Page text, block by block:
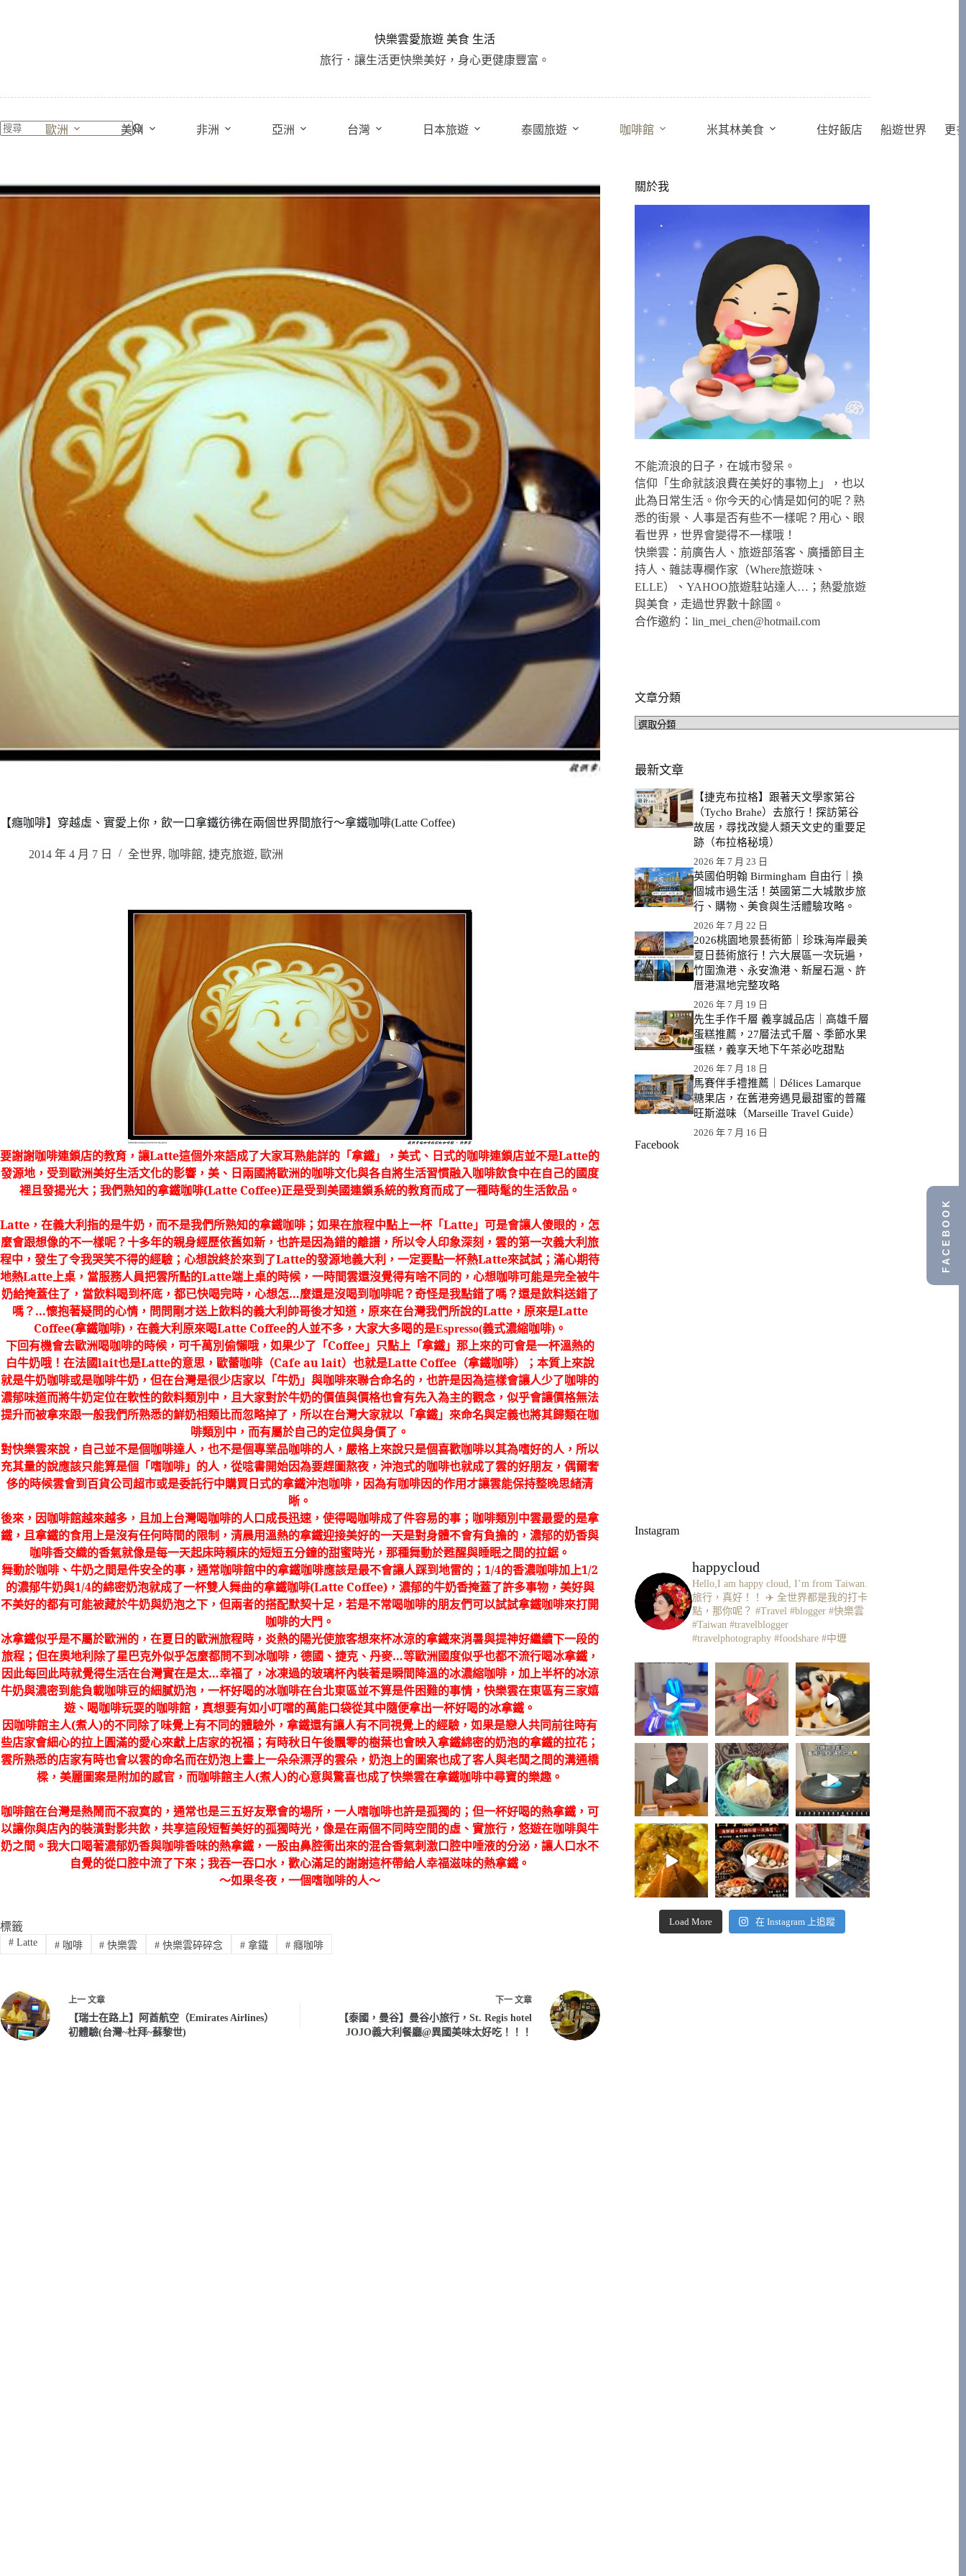
容
快樂雲愛旅遊 美食 生活
旅行．讓生活更快樂美好，身心更健康豐富。
歐洲 美州 非洲 亞洲 台灣 日本旅遊 泰國旅遊 咖啡館 米其林美食 住好飯店 船遊世界 更
【癮咖啡】穿越虛、實愛上你，飲一口拿鐵彷彿在兩個世界間旅行〜拿鐵咖啡(Latte Coffee)
2014 年 4 月 7 日 全世界, 咖啡館, 捷克旅遊, 歐洲
要謝謝咖啡連鎖店的教育，讓Latte這個外來語成了大家耳熟能詳的「拿鐵」，美式、日式的咖啡連鎖店並不是Latte的
發源地，受到歐洲美好生活文化的影響，美、日兩國將歐洲的咖啡文化與各自將生活習慣融入咖啡飲食中在自己的國度
裡且發揚光大；我們熟知的拿鐵咖啡(Latte Coffee)正是受到美國連鎖系統的教育而成了一種時髦的生活飲品。
Latte ，在義大利指的是牛奶，而不是我們所熟知的拿鐵咖啡；如果在旅程中點上一杯「Latte」可是會讓人傻眼的，怎
麼會跟想像的不一樣呢？十多年的親身經歷依舊如新，也許是因為錯的離譜，所以令人印象深刻，雲的第一次義大利旅
程中，發生了令我哭笑不得的經驗；心想說終於來到了Latte的發源地義大利，一定要點一杯熱Latte來試試；滿心期待
地熱Latte上桌，當服務人員把雲所點的Latte端上桌的時候，一時間雲還沒覺得有啥不同的，心想咖啡可能是完全被牛
奶給掩蓋住了，當飲料喝到杯底，都已快喝完時，心想怎…麼還是沒喝到咖啡呢？奇怪是我點錯了嗎？還是飲料送錯了
嗎？…懷抱著疑問的心情，問問剛才送上飲料的義大利帥哥後才知道，原來在台灣我們所說的Latte，原來是Latte
Coffee(拿鐵咖啡)，在義大利原來喝Latte Coffee的人並不多，大家大多喝的是Espresso(義式濃縮咖啡)。
下回有機會去歐洲喝咖啡的時候，可千萬別偷懶哦，如果少了
「Coffee」只點上「拿鐵」那上來的可會是一杯溫熱的
白牛奶哦！在法國lait也是Latte的意思，歐蕾咖啡（Cafe au lait）也就是Latte Coffee（拿鐵咖啡）；本質上來說
就是牛奶咖啡或是咖啡牛奶，但在台灣是很少店家以「牛奶」與咖啡來聯合命名的，也許是因為這樣會讓人少了咖啡的
濃郁味道而將牛奶定位在軟性的飲料類別中，且大家對於牛奶的價值與價格也會有先入為主的觀念，似乎會讓價格無法
提升而被拿來跟一般我們所熟悉的鮮奶相類比而忽略掉了，所以在台灣大家就以「拿鐵」來命名與定義也將其歸類在咖
啡類別中，而有屬於自己的定位與身價了。
對快樂雲來說，自己並不是個咖啡達人，也不是個專業品咖啡的人，嚴格上來說只是個喜歡咖啡以其為嗜好的人，所以
充其量的說應該只能算是個「嗜咖啡」的人，從唸書開始因為要趕圖熬夜，沖泡式的咖啡也就成了雲的好朋友，偶爾奢
侈的時候雲會到百貨公司超市或是委託行中購買日式的拿鐵沖泡咖啡，因為有咖啡因的作用才讓雲能保持整晚思緒清
晰。
後來，因咖啡館越來越多，且加上台灣喝咖啡的人口成長迅速，使得喝咖啡成了件容易的事；咖啡類別中雲最愛的是拿
鐵，且拿鐵的食用上是沒有任何時間的限制，清晨用溫熱的拿鐵迎接美好的一天是對身體不會有負擔的，濃郁的奶香與
咖啡香交織的香氣就像是每一天起床時賴床的短短五分鐘的甜蜜時光，那種舞動於甦醒與睡眠之間的拉鋸。
舞動於咖啡、牛奶之間是件安全的事，通常咖啡館中的拿鐵咖啡應該是最不會讓人踩到地雷的；1/4的香濃咖啡加上1/2
的濃郁牛奶與1/4的綿密奶泡就成了一杯雙人舞曲的拿鐵咖啡(Latte Coffee)，濃郁的牛奶香掩蓋了許多事物，美好與
不美好的都有可能被藏於牛奶與奶泡之下，但兩者的搭配默契十足，若是不常喝咖啡的朋友們可以試試拿鐵咖啡來打開
咖啡的大門。
冰拿鐵似乎是不屬於歐洲的，在夏日的歐洲旅程時，炎熱的陽光使旅客想來杯冰涼的拿鐵來消暑與提神好繼續下一段的
旅程；但在奧地利除了星巴克外似乎怎麼都問不到冰咖啡，德國、捷克、丹麥…等歐洲國度似乎也都不流行喝冰拿鐵，
因此每回此時就覺得生活在台灣實在是太…幸福了，冰凍過的玻璃杯內裝著是瞬間降溫的冰濃縮咖啡，加上半杯的冰涼
牛奶與濃密到能負載咖啡豆的細膩奶泡，一杯好喝的冰咖啡在台北東區並不算是件困難的事情，快樂雲在東區有三家嬉
遊、喝咖啡玩耍的咖啡館，真想要有如小叮噹的萬能口袋從其中隨便拿出一杯好喝的冰拿鐵。
因咖啡館主人(煮人)的不同除了味覺上有不同的體驗外，拿鐵還有讓人有不同視覺上的經驗，如果是戀人共同前往時有
些店家會細心的拉上圓滿的愛心來獻上店家的祝福；有時秋日午後飄零的樹葉也會映入拿鐵綿密的奶泡的拿鐵的拉花；
雲所熟悉的店家有時也會以雲的命名而在奶泡上畫上一朵朵漂浮的雲朵，奶泡上的圖案也成了客人與老闆之間的溝通橋
樑，美麗圖案是附加的感官，而咖啡館主人(煮人)的心意與驚喜也成了快樂雲在拿鐵咖啡中尋寶的樂趣。
咖啡館在台灣是熱鬧而不寂寞的，通常也是三五好友聚會的場所，一人嗜咖啡也許是孤獨的；但一杯好喝的熱拿鐵，可
以讓你與店內的裝潢對影共飲，共享這段短暫美好的孤獨時光，像是在兩個不同時空間的虛、實旅行，悠遊在咖啡與牛
奶之間。我大口喝著濃郁奶香與咖啡香味的熱拿鐵，一股由鼻腔衝出來的混合香氣刺激口腔中唾液的分泌，讓人口水不
自覺的從口腔中流了下來；我吞一吞口水，歡心滿足的謝謝這杯帶給人幸福滋味的熱拿鐵。
〜如果冬夜，一個嗜咖啡的人〜
標籤
#Latte #咖啡 # 快樂雲 # 快樂雲碎碎念 # 拿鐵 #癮咖啡
上一 文章
【瑞士在路上】阿酋航空（Emirates Airlines）
初體驗(台灣~杜拜~蘇黎世)
下一 文章
【泰國，曼谷】曼谷小旅行，St. Regis hotel
JOJO義大利餐廳@異國美味太好吃！！！
關於我
不能流浪的日子，在城市發呆。
信仰「生命就該浪費在美好的事物上」，也以
此為日常生活。你今天的心情是如何的呢？熟
悉的街景、人事是否有些不一樣呢？用心、眼
看世界，世界會變得不一樣哦！
快樂雲：前廣告人、旅遊部落客、廣播節目主
持人、雜誌專欄作家（Where旅遊味、
ELLE）、YAHOO旅遊駐站達人…；熱愛旅遊
與美食，走過世界數十餘國。
合作邀約：lin_mei_chen@hotmail.com
文章分類
文
類
最新文章
【捷克布拉格】跟著天文學家第谷
（Tycho Brahe）去旅行！探訪第谷
故居，尋找改變人類天文史的重要足
跡（布拉格秘境）
2026 年 7 月 23 日
英國伯明翰 Birmingham 自由行｜換
個城市過生活！英國第二大城散步旅
行、購物、美食與生活體驗攻略。
2026 年 7 月 22 日
2026桃園地景藝術節｜珍珠海岸最美
夏日藝術旅行！六大展區一次玩遍，
竹圍漁港、永安漁港、新屋石滬、許
厝港濕地完整攻略
2026 年 7 月 19 日
先生手作千層 義享誠品店｜高雄千層
蛋糕推薦，27層法式千層、季節水果
蛋糕，義享天地下午茶必吃甜點
2026 年 7 月 18 日
馬賽伴手禮推薦｜Délices Lamarque
糖果店，在舊港旁遇見最甜蜜的普羅
旺斯滋味（Marseille Travel Guide）
2026 年 7 月 16 日
Facebook
Instagram
happycloud
Hello,I am happy cloud, I’m from Taiwan.
旅行，真好！！ ✈️ 全世界都是我的打卡
點，那你呢？ #Travel #blogger #快樂雲
#Taiwan #travelblogger
#travelphotography #foodshare #中壢
Load More 在 Instagram 上追蹤
FACEBOOK